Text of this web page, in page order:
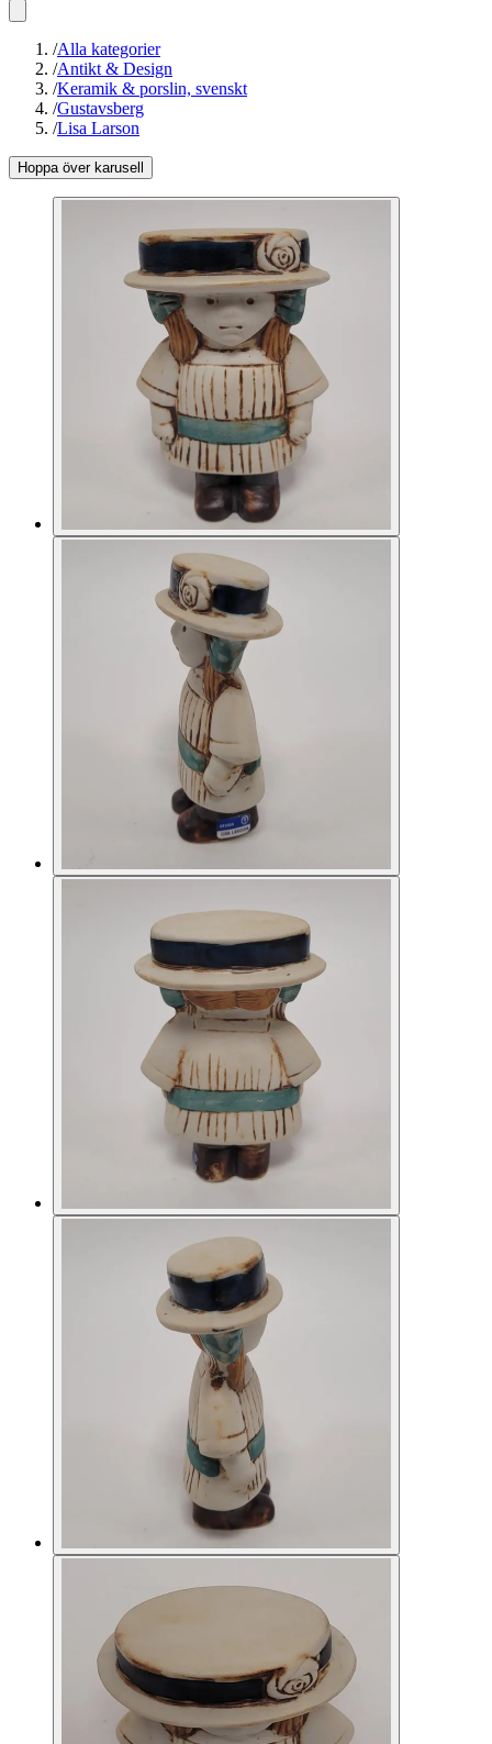
/Alla kategorier
/Antikt & Design
/Keramik & porslin, svenskt
/Gustavsberg
/Lisa Larson
Hoppa över karusell